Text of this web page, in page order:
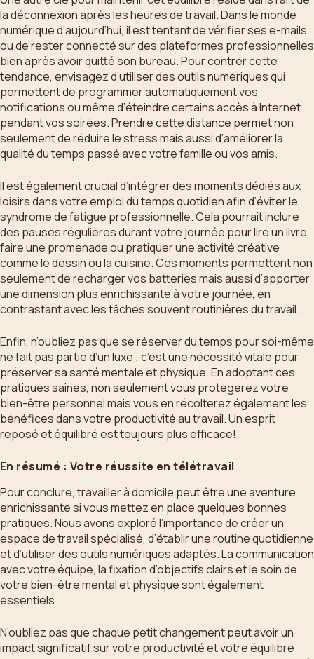
la déconnexion après les heures de travail. Dans le monde
numérique d’aujourd’hui, il est tentant de vérifier ses e-mails
ou de rester connecté sur des plateformes professionnelles
bien après avoir quitté son bureau. Pour contrer cette
tendance, envisagez d’utiliser des outils numériques qui
permettent de programmer automatiquement vos
notifications ou même d’éteindre certains accès à Internet
pendant vos soirées. Prendre cette distance permet non
seulement de réduire le stress mais aussi d’améliorer la
qualité du temps passé avec votre famille ou vos amis.
Il est également crucial d’intégrer des moments dédiés aux
loisirs dans votre emploi du temps quotidien afin d’éviter le
syndrome de fatigue professionnelle. Cela pourrait inclure
des pauses régulières durant votre journée pour lire un livre,
faire une promenade ou pratiquer une activité créative
comme le dessin ou la cuisine. Ces moments permettent non
seulement de recharger vos batteries mais aussi d’apporter
une dimension plus enrichissante à votre journée, en
contrastant avec les tâches souvent routinières du travail.
Enfin, n’oubliez pas que se réserver du temps pour soi-même
ne fait pas partie d’un luxe ; c’est une nécessité vitale pour
préserver sa santé mentale et physique. En adoptant ces
pratiques saines, non seulement vous protégerez votre
bien-être personnel mais vous en récolterez également les
bénéfices dans votre productivité au travail. Un esprit
reposé et équilibré est toujours plus efficace!
En résumé : Votre réussite en télétravail
Pour conclure, travailler à domicile peut être une aventure
enrichissante si vous mettez en place quelques bonnes
pratiques. Nous avons exploré l’importance de créer un
espace de travail spécialisé, d’établir une routine quotidienne
et d’utiliser des outils numériques adaptés. La communication
avec votre équipe, la fixation d’objectifs clairs et le soin de
votre bien-être mental et physique sont également
essentiels.
N’oubliez pas que chaque petit changement peut avoir un
impact significatif sur votre productivité et votre équilibre